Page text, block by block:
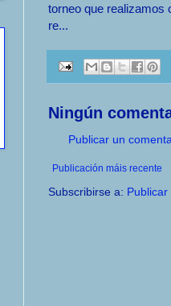
torneo que realizamos
re...
Ningún
Publicar un
Publicación máis recente
Subscribirse a: